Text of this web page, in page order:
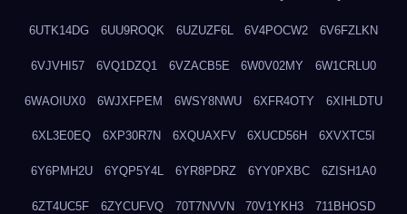
6UTK14DG 6UU9ROQK 6UZUZF6L 6V4POCW2 6V6FZLKN
6VJVHI57 6VQ1DZQ1 6VZACB5E 6W0V02MY 6W1CRLU0
6WAOIUX0 6WJXFPEM 6WSY8NWU 6XFR4OTY 6XIHLDTU
6XL3E0EQ 6XP30R7N 6XQUAXFV 6XUCD56H 6XVXTC5I
6Y6PMH2U 6YQP5Y4L 6YR8PDRZ 6YY0PXBC 6ZISH1A0
6ZT4UC5F 6ZYCUFVQ 70T7NVVN 70V1YKH3 711BHOSD